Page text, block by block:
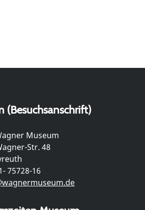
(Besuchsanschrift)
Museum
Str. 48
75728-16